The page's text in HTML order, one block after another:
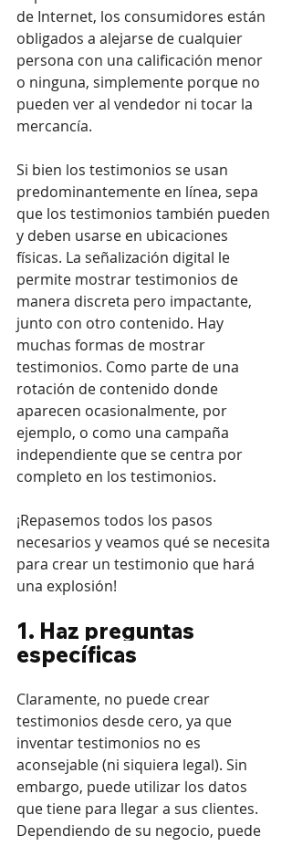
de Internet, los consumidores están
obligados a alejarse de cualquier
persona con una calificación menor
o ninguna, simplemente porque no
pueden ver al vendedor ni tocar la
mercancía.
Si bien los testimonios se usan
predominantemente en línea, sepa
que los testimonios también pueden
y deben usarse en ubicaciones
físicas. La señalización digital le
permite mostrar testimonios de
manera discreta pero impactante,
junto con otro contenido. Hay
muchas formas de mostrar
testimonios. Como parte de una
rotación de contenido donde
aparecen ocasionalmente, por
ejemplo, o como una campaña
independiente que se centra por
completo en los testimonios.
¡Repasemos todos los pasos
necesarios y veamos qué se necesita
para crear un testimonio que hará
una explosión!
1. Haz preguntas
específicas
Claramente, no puede crear
testimonios desde cero, ya que
inventar testimonios no es
aconsejable (ni siquiera legal). Sin
embargo, puede utilizar los datos
que tiene para llegar a sus clientes.
Dependiendo de su negocio, puede